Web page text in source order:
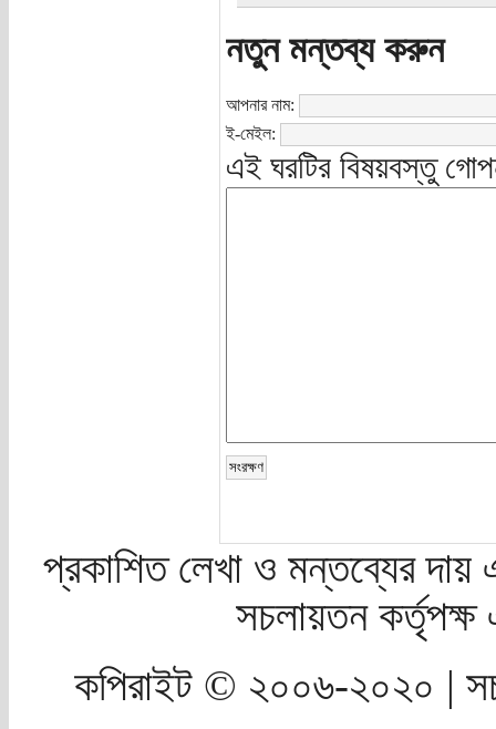
নতুন মন্তব্য করুন
আপনার নাম:
ই-মেইল:
এই ঘরটির বিষয়বস্তু
প্রকাশিত লেখা ও মন্তব্যের দায়
সচলায়তন
কপিরাইট © ২০০৬-২০২০ |